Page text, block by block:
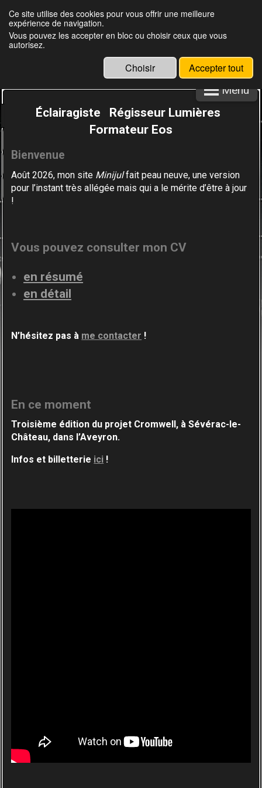
Julien Louisgrand
Menu
Éclairagiste Régisseur Lumières
Formateur Eos
Bienvenue
Août 2026, mon site Minijulfait peau neuve, une version
pour l’instant très allégéemais qui a le mérite d’être à jour
!
Vous pouvez consulter mon CV
en résumé
en détail
N’hésitez pas à me contacter !
En ce moment
Troisième édition du projet Cromwell, à Sévérac-le-
Château, dans l’Aveyron.
Infos et billetterie ici !
Ce site utilise des cookies pour vous offrir une meilleure
expérience de navigation.
Vous pouvez les accepter en bloc ou choisir ceux que vous
autorisez.
Choisir Accepter tout